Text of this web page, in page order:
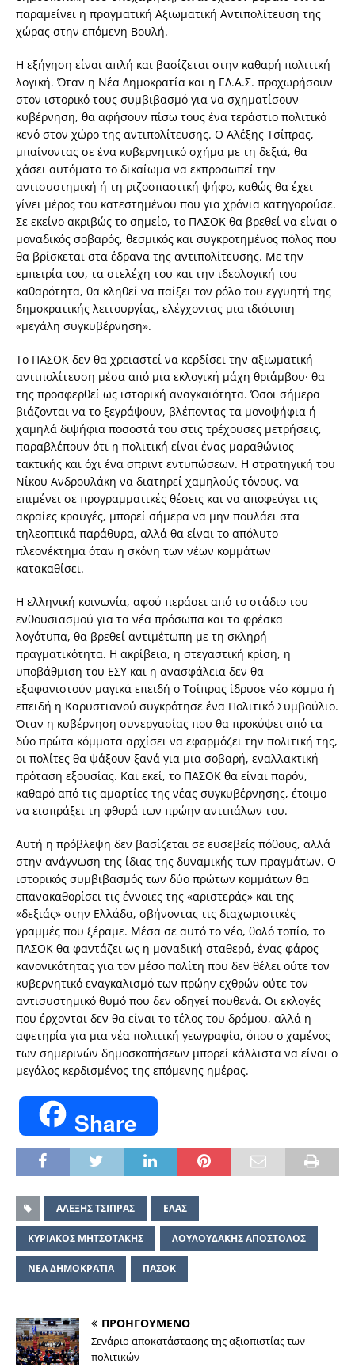
παραμείνει η πραγματική Αξιωματική Αντιπολίτευση της
χώρας στην επόμενη Βουλή.
Η εξήγηση είναι απλή και βασίζεται στην καθαρή πολιτική
λογική. Όταν η Νέα Δημοκρατία και η ΕΛ.Α.Σ. προχωρήσουν
στον ιστορικό τους συμβιβασμό για να σχηματίσουν
κυβέρνηση, θα αφήσουν πίσω τους ένα τεράστιο πολιτικό
κενό στον χώρο της αντιπολίτευσης. Ο Αλέξης Τσίπρας,
μπαίνοντας σε ένα κυβερνητικό σχήμα με τη δεξιά, θα
χάσει αυτόματα το δικαίωμα να εκπροσωπεί την
αντισυστημική ή τη ριζοσπαστική ψήφο, καθώς θα έχει
γίνει μέρος του κατεστημένου που για χρόνια κατηγορούσε.
Σε εκείνο ακριβώς το σημείο, το ΠΑΣΟΚ θα βρεθεί να είναι ο
μοναδικός σοβαρός, θεσμικός και συγκροτημένος πόλος που
θα βρίσκεται στα έδρανα της αντιπολίτευσης. Με την
εμπειρία του, τα στελέχη του και την ιδεολογική του
καθαρότητα, θα κληθεί να παίξει τον ρόλο του εγγυητή της
δημοκρατικής λειτουργίας, ελέγχοντας μια ιδιότυπη
«μεγάλη συγκυβέρνηση».
Το ΠΑΣΟΚ δεν θα χρειαστεί να κερδίσει την αξιωματική
αντιπολίτευση μέσα από μια εκλογική μάχη θριάμβου· θα
της προσφερθεί ως ιστορική αναγκαιότητα. Όσοι σήμερα
βιάζονται να το ξεγράψουν, βλέποντας τα μονοψήφια ή
χαμηλά διψήφια ποσοστά του στις τρέχουσες μετρήσεις,
παραβλέπουν ότι η πολιτική είναι ένας μαραθώνιος
τακτικής και όχι ένα σπριντ εντυπώσεων. Η στρατηγική του
Νίκου Ανδρουλάκη να διατηρεί χαμηλούς τόνους, να
επιμένει σε προγραμματικές θέσεις και να αποφεύγει τις
ακραίες κραυγές, μπορεί σήμερα να μην πουλάει στα
τηλεοπτικά παράθυρα, αλλά θα είναι το απόλυτο
πλεονέκτημα όταν η σκόνη των νέων κομμάτων
κατακαθίσει.
Η ελληνική κοινωνία, αφού περάσει από το στάδιο του
ενθουσιασμού για τα νέα πρόσωπα και τα φρέσκα
λογότυπα, θα βρεθεί αντιμέτωπη με τη σκληρή
πραγματικότητα. Η ακρίβεια, η στεγαστική κρίση, η
υποβάθμιση του ΕΣΥ και η ανασφάλεια δεν θα
εξαφανιστούν μαγικά επειδή ο Τσίπρας ίδρυσε νέο κόμμα ή
επειδή η Καρυστιανού συγκρότησε ένα Πολιτικό Συμβούλιο.
Όταν η κυβέρνηση συνεργασίας που θα προκύψει από τα
δύο πρώτα κόμματα αρχίσει να εφαρμόζει την πολιτική της,
οι πολίτες θα ψάξουν ξανά για μια σοβαρή, εναλλακτική
πρόταση εξουσίας. Και εκεί, το ΠΑΣΟΚ θα είναι παρόν,
καθαρό από τις αμαρτίες της νέας συγκυβέρνησης, έτοιμο
να εισπράξει τη φθορά των πρώην αντιπάλων του.
Αυτή η πρόβλεψη δεν βασίζεται σε ευσεβείς πόθους, αλλά
στην ανάγνωση της ίδιας της δυναμικής των πραγμάτων. Ο
ιστορικός συμβιβασμός των δύο πρώτων κομμάτων θα
επανακαθορίσει τις έννοιες της «αριστεράς» και της
«δεξιάς» στην Ελλάδα, σβήνοντας τις διαχωριστικές
γραμμές που ξέραμε. Μέσα σε αυτό το νέο, θολό τοπίο, το
ΠΑΣΟΚ θα φαντάζει ως η μοναδική σταθερά, ένας φάρος
κανονικότητας για τον μέσο πολίτη που δεν θέλει ούτε τον
κυβερνητικό εναγκαλισμό των πρώην εχθρών ούτε τον
αντισυστημικό θυμό που δεν οδηγεί πουθενά. Οι εκλογές
που έρχονται δεν θα είναι το τέλος του δρόμου, αλλά η
αφετηρία για μια νέα πολιτική γεωγραφία, όπου ο χαμένος
των σημερινών δημοσκοπήσεων μπορεί κάλλιστα να είναι ο
μεγάλος κερδισμένος της επόμενης ημέρας.
Share
ΑΛΕΞΗΣ ΤΣΙΠΡΑΣ ΕΛΑΣ
ΚΥΡΙΑΚΟΣ ΜΗΤΣΟΤΑΚΗΣ ΛΟΥΛΟΥΔΑΚΗΣ ΑΠΟΣΤΟΛΟΣ
ΝΕΑ ΔΗΜΟΚΡΑΤΙΑ ΠΑΣΟΚ
ΠΡΟΗΓΟΥΜΕΝΟ
Σενάριο αποκατάστασης της αξιοπιστίας των
πολιτικών